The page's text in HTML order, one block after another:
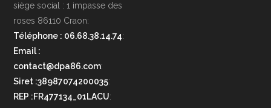
siège social : 1 impasse des
roses 86110 Craon:
Téléphone : 06.68.38.14.74:
Email :
contact@dpa86.com:
Siret :38987074200035:
REP :FR477134_01LACU: